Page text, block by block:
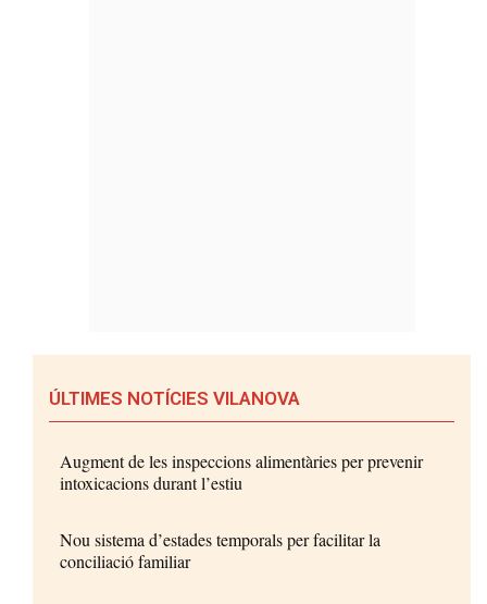
ÚLTIMES NOTÍCIES VILANOVA
Augment de les inspeccions alimentàries per prevenir
intoxicacions durant l’estiu
Nou sistema d’estades temporals per facilitar la
conciliació familiar